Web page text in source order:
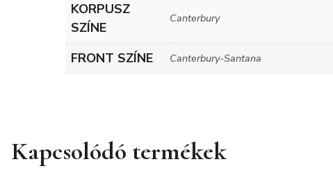
KORPUSZ
SZÍNE
Canterbury
FRONT SZÍNE Canterbury-Santana
Kapcsolódó termékek